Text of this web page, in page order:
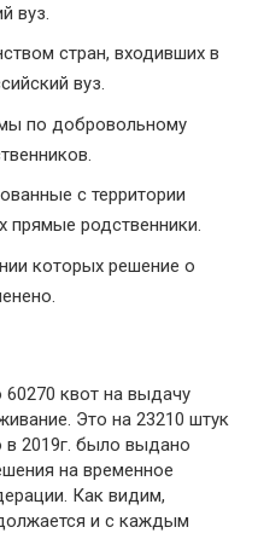
вуз.
стран, входивших в
вуз.
по добровольному
с территории
родственники.
которых решение о
60270 квот на выдачу
Это на 23210 штук
в 2019г. было выдано
на временное
Как видим,
и с каждым